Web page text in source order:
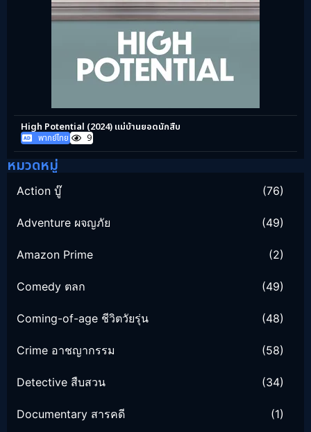
High Potential (2024) แม่บ้านยอดนักสืบ
พากย์ไทย 9
หมวดหมู่
Action บู๊ (76)
Adventure ผจญภัย (49)
Amazon Prime (2)
Comedy ตลก (49)
Coming-of-age ชีวิตวัยรุ่น (48)
Crime อาชญากรรม (58)
Detective สืบสวน (34)
Documentary สารคดี (1)